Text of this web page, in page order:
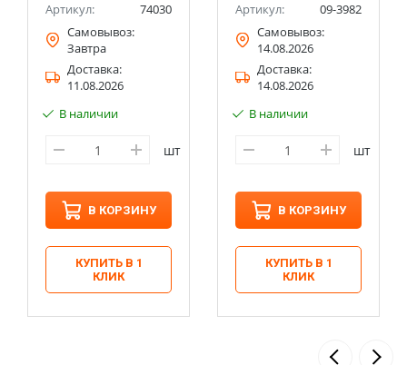
Артикул:
74030
Самовывоз:
Завтра
Доставка:
11.08.2026
В наличии
шт
В КОРЗИНУ
КУПИТЬ В 1
КЛИК
Артикул:
09-3982
Самовывоз:
14.08.2026
Доставка:
14.08.2026
В наличии
шт
В КОРЗИНУ
КУПИТЬ В 1
КЛИК